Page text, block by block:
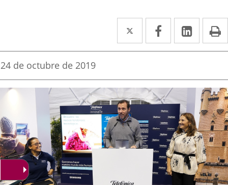
Twitter
Enlace
a
aplicación
externa.
Facebook
Enlace
a
aplicación
externa.
Enlace
a
Fecha
la
noticia
24 de octubre de 2019